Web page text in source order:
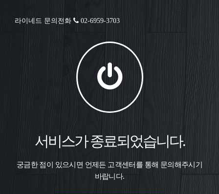
라이네드 문의전화 02-6959-3703
서비스가 종료되었습니다.
궁금한 점이 있으시면 언제든 고객센터를 통해 문의해주시기
바랍니다.